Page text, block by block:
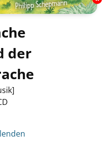
der
Verfasser